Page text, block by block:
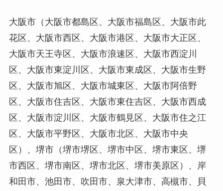
大阪市（大阪市都島区、大阪市福島区、大阪市此
花区、大阪市西区、大阪市港区、大阪市大正区、
大阪市天王寺区、大阪市浪速区、大阪市西淀川
区、大阪市東淀川区、大阪市東成区、大阪市生野
区、大阪市旭区、大阪市城東区、大阪市阿倍野
区、大阪市住吉区、大阪市東住吉区、大阪市西成
区、大阪市淀川区、大阪市鶴見区、大阪市住之江
区、大阪市平野区、大阪市北区、大阪市中央
区）、堺市（堺市堺区、堺市中区、堺市東区、堺
市西区、堺市南区、堺市北区、堺市美原区）、岸
和田市、池田市、吹田市、泉大津市、高槻市、貝